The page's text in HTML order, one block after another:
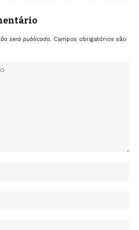
será publicado. Campos obrigatórios são